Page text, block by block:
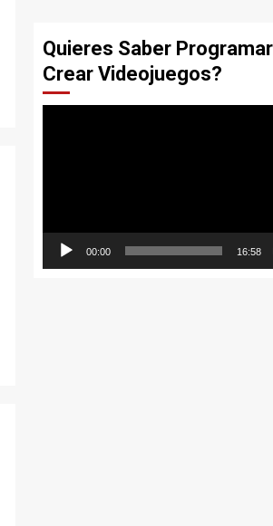
Quieres Saber
Crear Videojuegos?
00:00 16:58